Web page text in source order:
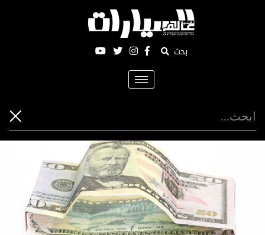
بحث
Toggle
navigation